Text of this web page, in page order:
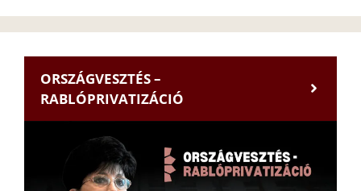
ORSZÁGVESZTÉS –
RABLÓPRIVATIZÁCIÓ